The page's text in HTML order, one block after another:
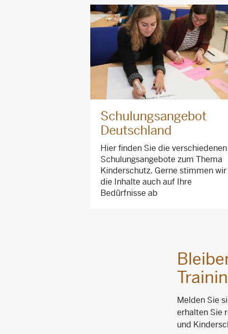
Schulungsangebot
Deutschland
Hier finden Sie die verschiedenen
Schulungsangebote zum Thema
Kinderschutz. Gerne stimmen wir
die Inhalte auch auf Ihre
Bedürfnisse ab
Melden Sie
erhalten Sie
und